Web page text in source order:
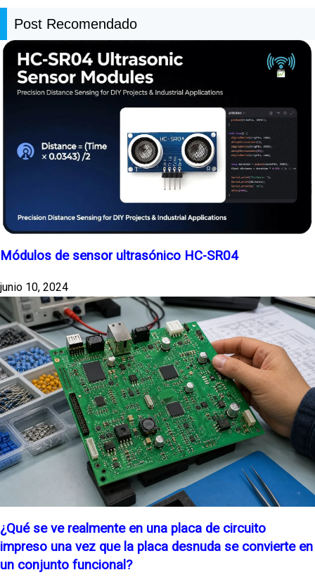
Post Recomendado
Módulos de sensor ultrasónico HC-SR04
junio 10, 2024
¿Qué se ve realmente en una placa de circuito
impreso una vez que la placa desnuda se convierte en
un conjunto funcional?